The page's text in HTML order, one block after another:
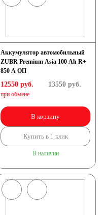
Аккумулятор автомобильный
ZUBR Premium Asia 100 Ah R+
850 A ОП
12550 руб.
при обмене
13550руб.
В корзину
Купить в 1 клик
В наличии